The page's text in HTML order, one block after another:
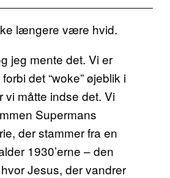
længere være hvid.
jeg mente det. Vi er
det “woke” øjeblik i
vi måtte indse det. Vi
Supermans
der stammer fra en
1930’erne – den
Jesus, der vandrer